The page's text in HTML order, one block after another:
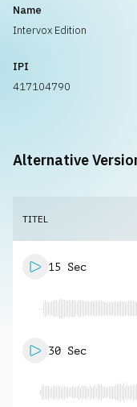
Name
Intervox Edition
IPI
417104790
Alternative
TITEL
15 Sec
30 Sec